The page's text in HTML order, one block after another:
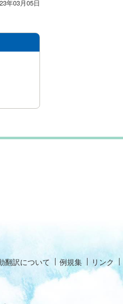
年03月05日
翻訳について 例規集 リンク